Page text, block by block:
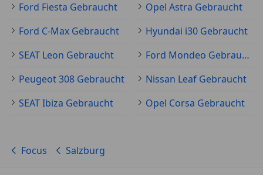
Ford Fiesta Gebraucht
Opel Astra Gebraucht
Ford C-Max Gebraucht
Hyundai i30 Gebraucht
SEAT Leon Gebraucht
Ford Mondeo Gebraucht
Peugeot 308 Gebraucht
Nissan Leaf Gebraucht
SEAT Ibiza Gebraucht
Opel Corsa Gebraucht
Focus Salzburg